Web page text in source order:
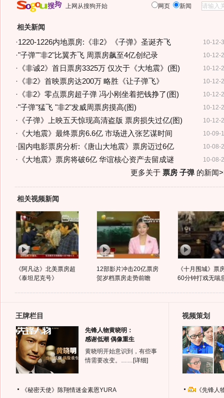
上网从搜狗开始 网页 新闻
相关新闻
10-12-
·1220-1226内地票房:《非2》《子弹》圣诞齐飞
10-12-
·"子弹""非2"比翼齐飞 周票房飙至4亿创纪录
10-12-
· 《非诚2》首日票房3325万 仅次于《大地震》(图)
10-12-
· 《非2》首映票房达200万 略胜《让子弹飞》
10-12-
· 《非2》零点票房超子弹 冯小刚坐着把钱挣了(图)
10-12-
·"子弹"猛飞 "非2"发威周票房摸高(图)
10-12-
· 《子弹》上映五天惊现高清盗版 票房损失过亿(图)
10-09-
· 《大地震》最终票房6.6亿 市场进入张艺谋时间
10-08-
· 国内电影票房分析:《唐山大地震》票房迈过6亿
10-08-
· 《大地震》票房将破6亿 华谊核心资产去留成谜
更多关于 票房 子弹的新闻
相关视频新闻
《阿凡达》北美票房超
《泰坦尼克号》
12部影片冲击20亿票房
贺岁档票房走势前瞻
《十月围城》票
60分钟打戏无喘
王牌栏目
先锋人物黄晓明：
感谢低潮 偶像重生
黄晓明开始意识到，有些事
情需要改变。…… [详细]
《秘密天使》陈翔情迷金素恩YURA
视频策划
《先锋